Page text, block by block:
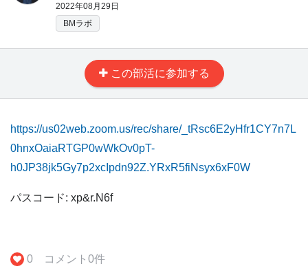
2022年08月29日
BMラボ
この部活に参加する
https://us02web.zoom.us/rec/share/_tRsc6E2yHfr1CY7n7L
0hnxOaiaRTGP0wWkOv0pT-
h0JP38jk5Gy7p2xcIpdn92Z.YRxR5fiNsyx6xF0W
パスコード: xp&r.N6f
0 コメント 0件